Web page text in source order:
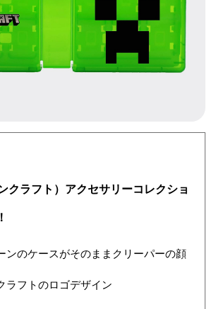
クラフト）アクセサリーコレクショ
ンのケースがそのままクリーパーの顔
ラフトのロゴデザイン